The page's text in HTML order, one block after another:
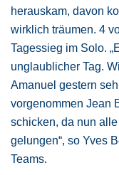
herauskam, davon
wirklich träumen. 4
Tagessieg im Solo.
unglaublicher Tag.
Amanuel gestern
vorgenommen Jean
schicken, da nun
gelungen“, so Yves
Teams.